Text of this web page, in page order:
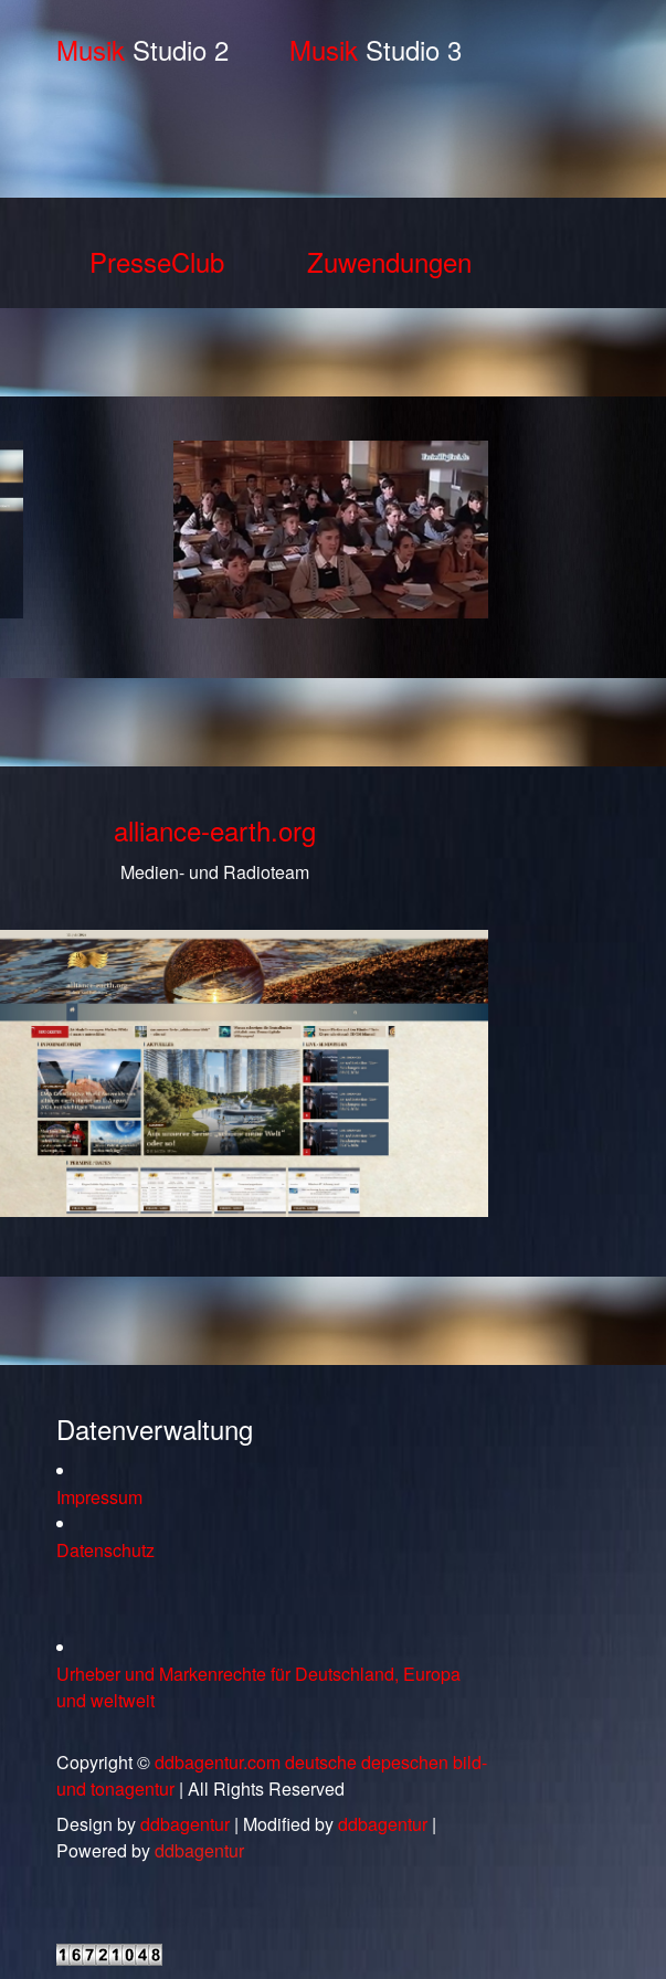
Musik Studio 2 MusikStudio 3
PresseClub Zuwendungen
alliance-earth.org
Medien- und Radioteam
Datenverwaltung
Impressum
Datenschutz
Urheber und Markenrechte für Deutschland, Europa
und weltweit
Copyright ©ddbagentur.com deutsche depeschen bild-
und tonagentur| All Rights Reserved
Design byddbagentur| Modified byddbagentur|
Powered byddbagentur